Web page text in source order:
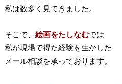
私は数多く見てきました。
そこで、 絵画をたしなむでは
私が現場で得た経験を生かした
メール相談を承っております。